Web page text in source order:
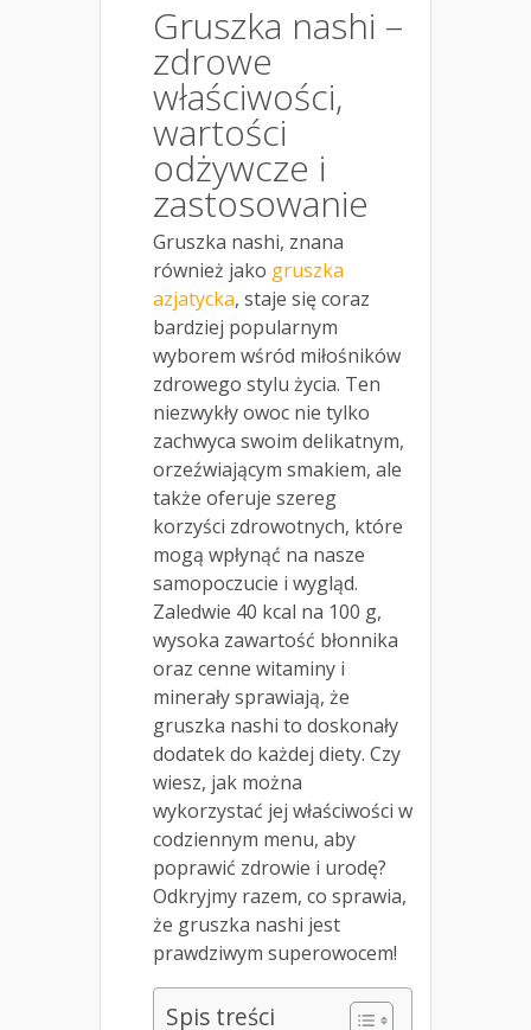
Gruszka nashi –
zdrowe
właściwości,
wartości
odżywcze i
zastosowanie
Gruszka nashi, znana
również jako gruszka
azjatycka, staje się coraz
bardziej popularnym
wyborem wśród miłośników
zdrowego stylu życia. Ten
niezwykły owoc nie tylko
zachwyca swoim delikatnym,
orzeźwiającym smakiem, ale
także oferuje szereg
korzyści zdrowotnych, które
mogą wpłynąć na nasze
samopoczucie i wygląd.
Zaledwie 40 kcal na 100 g,
wysoka zawartość błonnika
oraz cenne witaminy i
minerały sprawiają, że
gruszka nashi to doskonały
dodatek do każdej diety. Czy
wiesz, jak można
wykorzystać jej właściwości w
codziennym menu, aby
poprawić zdrowie i urodę?
Odkryjmy razem, co sprawia,
że gruszka nashi jest
prawdziwym superowocem!
Spis treści